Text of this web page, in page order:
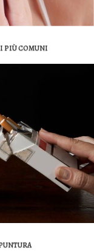
PIÙ COMUNI